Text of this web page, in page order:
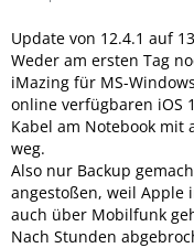
Update von 12.4.1 auf
Weder am ersten Tag
iMazing für MS-
online verfügbaren iOS
Kabel am Notebook mit
weg.
Also nur Backup
angestoßen, weil Apple
auch über Mobilfunk
Nach Stunden